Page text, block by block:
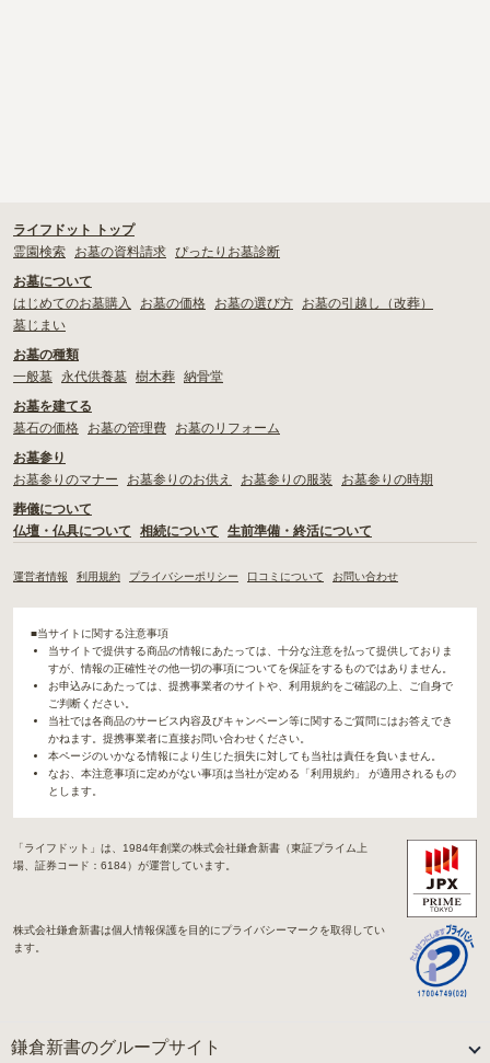
ライフドット トップ
霊園検索
お墓の資料請求 ぴったりお墓診断
お墓について
はじめてのお墓購入
お墓の価格 お墓の選び方
お墓の引越し（改葬）
墓じまい
お墓の種類
一般墓
永代供養墓 樹木葬 納骨堂
お墓を建てる
墓石の価格
お墓の管理費
お墓のリフォーム
お墓参り
お墓参りのマナー
お墓参りのお供え お墓参りの服装
お墓参りの時期
葬儀について
仏壇・仏具について
相続について 生前準備・終活について
運営者情報 利用規約 プライバシーポリシー 口コミについて お問い合わせ
■当サイトに関する注意事項
当サイトで提供する商品の情報にあたっては、十分な注意を払って提供しておりま
すが、情報の正確性その他一切の事項についてを保証をするものではありません。
お申込みにあたっては、提携事業者のサイトや、利用規約をご確認の上、ご自身で
ご判断ください。
当社では各商品のサービス内容及びキャンペーン等に関するご質問にはお答えでき
かねます。提携事業者に直接お問い合わせください。
本ページのいかなる情報により生じた損失に対しても当社は責任を負いません。
なお、本注意事項に定めがない事項は当社が定める「利用規約」 が適用されるもの
とします。
「ライフドット」は、1984年創業の株式会社鎌倉新書（東証プライム上
場、証券コード：6184）が運営しています。
株式会社鎌倉新書は個人情報保護を目的にプライバシーマークを取得してい
ます。
鎌倉新書のグループサイト